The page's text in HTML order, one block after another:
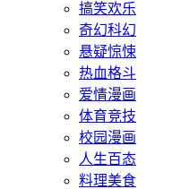
搞笑欢乐
奇幻科幻
悬疑惊悚
热血格斗
爱情漫画
体育竞技
校园漫画
人生百态
料理美食